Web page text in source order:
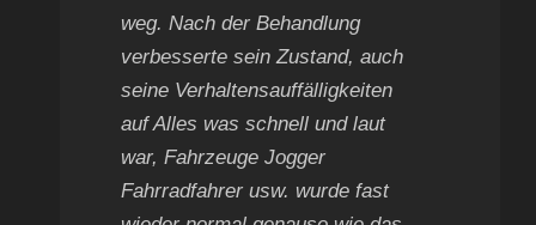
weg. Nach der Behandlung
verbesserte sein Zustand, auch
seine Verhaltensauffälligkeiten
auf Alles was schnell und laut
war, Fahrzeuge Jogger
Fahrradfahrer usw. wurde fast